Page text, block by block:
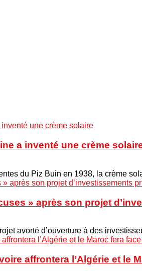
a inventé une crème
du Piz Buin en 1938, la crème
» après son projet
avorté d’ouverture à des
affrontera l’Algérie et le